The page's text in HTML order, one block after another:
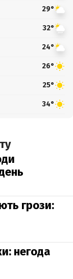
29°
32°
24°
26°
25°
34°
грози:
негода